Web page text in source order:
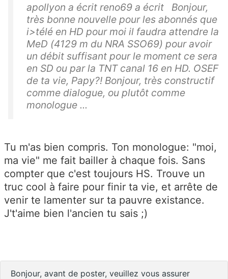
apollyon a écrit reno69 a écrit Bonjour,
très bonne nouvelle pour les abonnés que
i>télé en HD pour moi il faudra attendre la
MeD (4129 m du NRA SSO69) pour avoir
un débit suffisant pour le moment ce sera
en SD ou par la TNT canal 16 en HD. OSEF
de ta vie, Papy?! Bonjour, très constructif
comme dialogue, ou plutôt comme
monologue ...
Tu m'as bien compris. Ton monologue: "moi,
ma vie" me fait bailler à chaque fois. Sans
compter que c'est toujours HS. Trouve un
truc cool à faire pour finir ta vie, et arrête de
venir te lamenter sur ta pauvre existance.
J't'aime bien l'ancien tu sais ;)
Bonjour, avant de poster, veuillez vous assurer